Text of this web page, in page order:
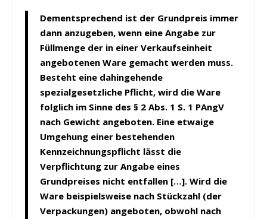
Dementsprechend ist der Grundpreis immer
dann anzugeben, wenn eine Angabe zur
Füllmenge der in einer Verkaufseinheit
angebotenen Ware gemacht werden muss.
Besteht eine dahingehende
spezialgesetzliche Pflicht, wird die Ware
folglich im Sinne des § 2 Abs. 1 S. 1 PAngV
nach Gewicht angeboten. Eine etwaige
Umgehung einer bestehenden
Kennzeichnungspflicht lässt die
Verpflichtung zur Angabe eines
Grundpreises nicht entfallen […]. Wird die
Ware beispielsweise nach Stückzahl (der
Verpackungen) angeboten, obwohl nach